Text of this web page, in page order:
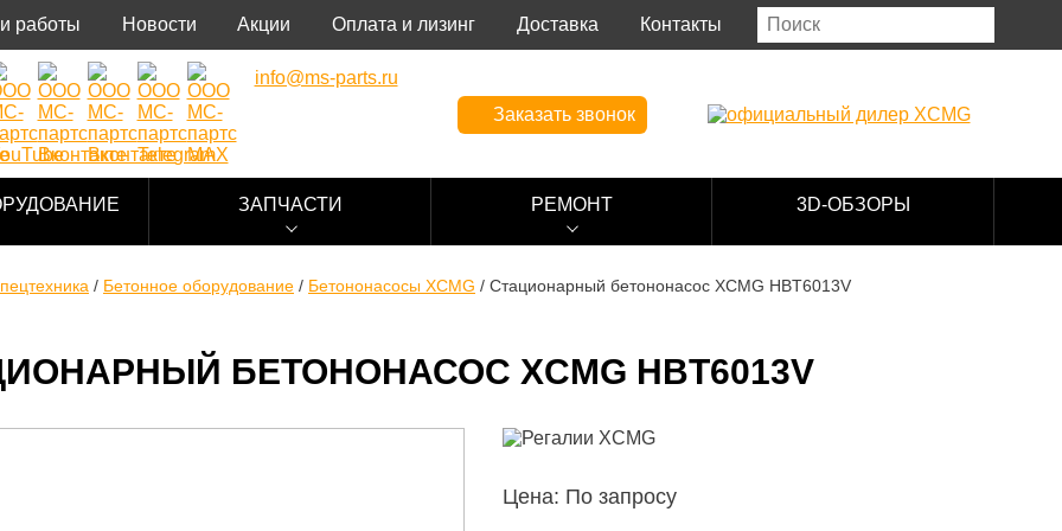
работы Новости Акции Оплата и лизинг Доставка Контакты
info@ms-parts.ru
Заказать звонок
ЗАПЧАСТИ РЕМОНТ 3D-ОБЗОРЫ
/ Бетонное оборудование / Бетононасосы XCMG / Стационарный бетононасос XCMG HBT6013V
БЕТОНОНАСОС XCMG HBT6013V
Цена: По запросу